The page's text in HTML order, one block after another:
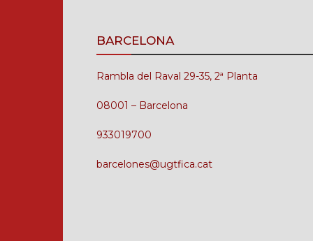
BARCELONA
Rambla del Raval 29-35, 2ª Planta
08001 – Barcelona
933019700
barcelones@ugtfica.cat